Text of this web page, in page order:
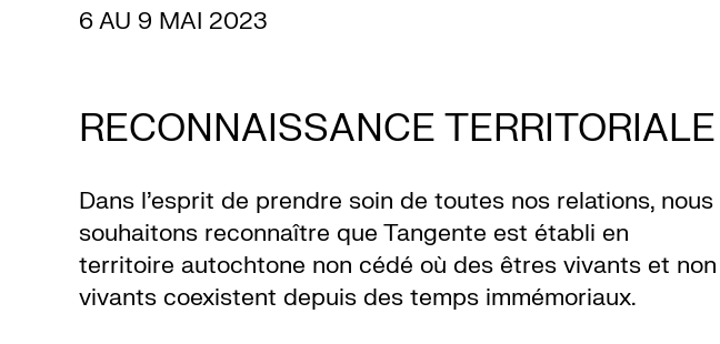
culturelle
Ressources
propos
6 AU 9 MAI 2023
RECONNAISSANCE TERRITORIALE
Dans l’esprit de prendre soin de toutes nos relations, nous
souhaitons reconnaître que Tangente est établi en
territoire autochtone non cédé où des êtres vivants et non
vivants coexistent depuis des temps immémoriaux.